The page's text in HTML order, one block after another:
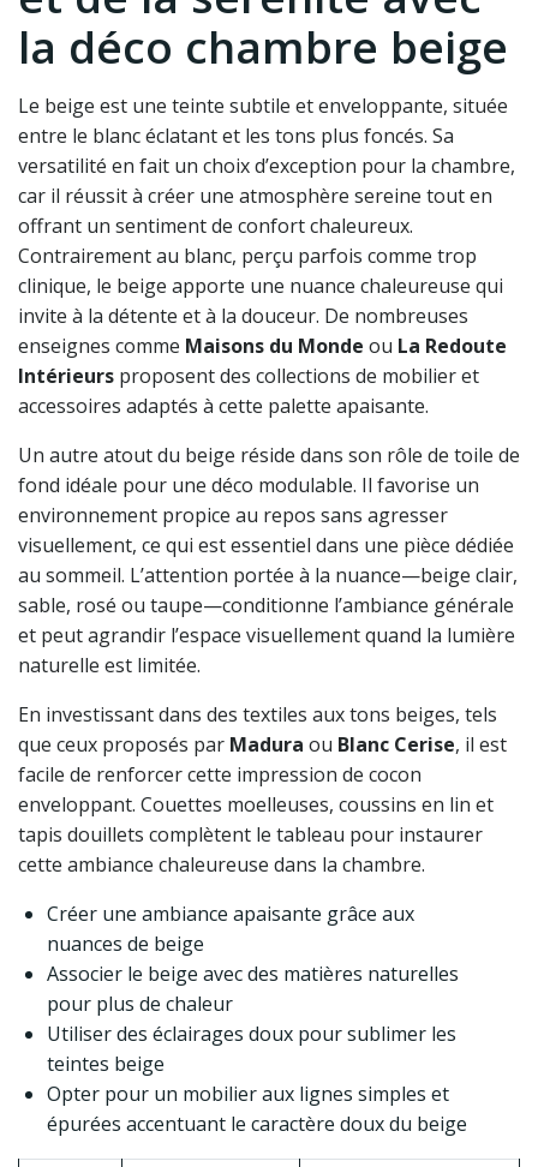
la déco chambre beige
Le beige est une teinte subtile et enveloppante, située
entre le blanc éclatant et les tons plus foncés. Sa
versatilité en fait un choix d’exception pour la chambre,
car il réussit à créer une atmosphère sereine tout en
offrant un sentiment de confort chaleureux.
Contrairement au blanc, perçu parfois comme trop
clinique, le beige apporte une nuance chaleureuse qui
invite à la détente et à la douceur. De nombreuses
enseignes comme Maisons du Monde ou La Redoute
Intérieurs proposent des collections de mobilier et
accessoires adaptés à cette palette apaisante.
Un autre atout du beige réside dans son rôle de toile de
fond idéale pour une déco modulable. Il favorise un
environnement propice au repos sans agresser
visuellement, ce qui est essentiel dans une pièce dédiée
au sommeil. L’attention portée à la nuance—beige clair,
sable, rosé ou taupe—conditionne l’ambiance générale
et peut agrandir l’espace visuellement quand la lumière
naturelle est limitée.
En investissant dans des textiles aux tons beiges, tels
que ceux proposés par Madura ou Blanc Cerise, il est
facile de renforcer cette impression de cocon
enveloppant. Couettes moelleuses, coussins en lin et
tapis douillets complètent le tableau pour instaurer
cette ambiance chaleureuse dans la chambre.
Créer une ambiance apaisante grâce aux
nuances de beige
Associer le beige avec des matières naturelles
pour plus de chaleur
Utiliser des éclairages doux pour sublimer les
teintes beige
Opter pour un mobilier aux lignes simples et
épurées accentuant le caractère doux du beige